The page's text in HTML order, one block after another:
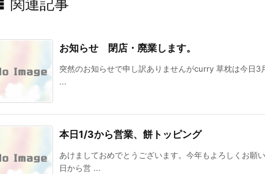
関連記事
お知らせ 閉店・廃業します。
突然のお知らせで申し訳ありませんがcurry 草枕は今日3
...
本日1/3から営業、餅トッピング
あけましておめでとうございます。今年もよろしくお願
日から営 ...